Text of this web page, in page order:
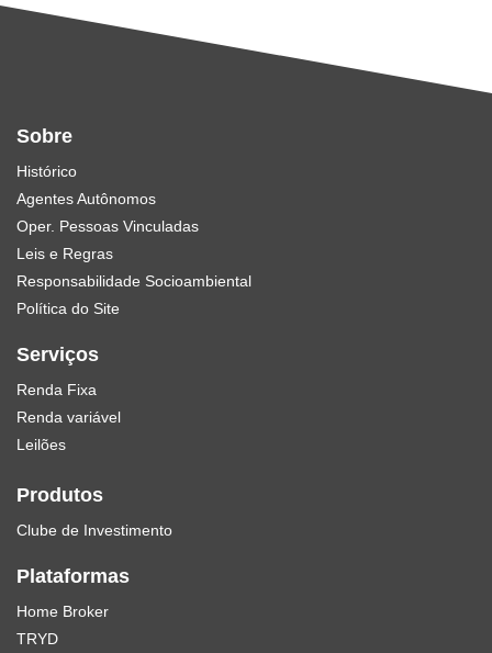
Sobre
Histórico
Agentes Autônomos
Oper. Pessoas Vinculadas
Leis e Regras
Responsabilidade Socioambiental
Política do Site
Serviços
Renda Fixa
Renda variável
Leilões
Produtos
Clube de Investimento
Plataformas
Home Broker
TRYD